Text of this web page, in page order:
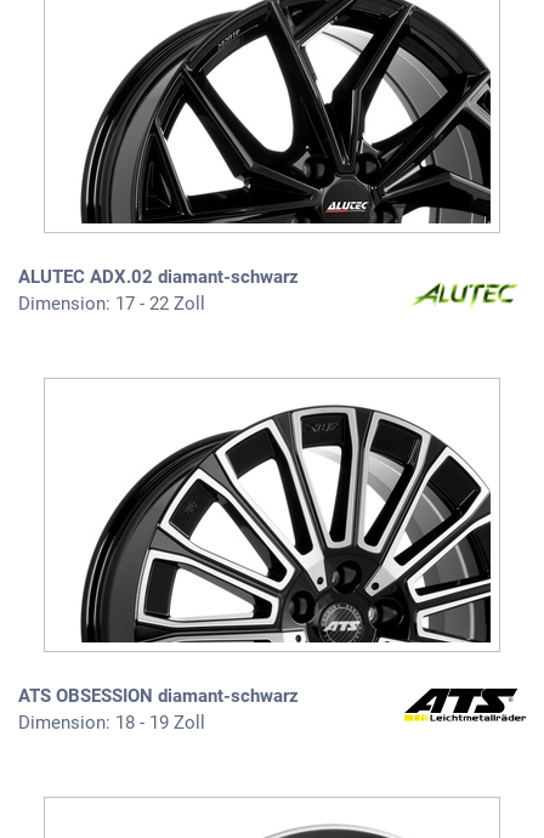
ALUTEC ADX.02 diamant-schwarz
Dimension: 17 - 22 Zoll
ATS OBSESSION diamant-schwarz
Dimension: 18 - 19 Zoll